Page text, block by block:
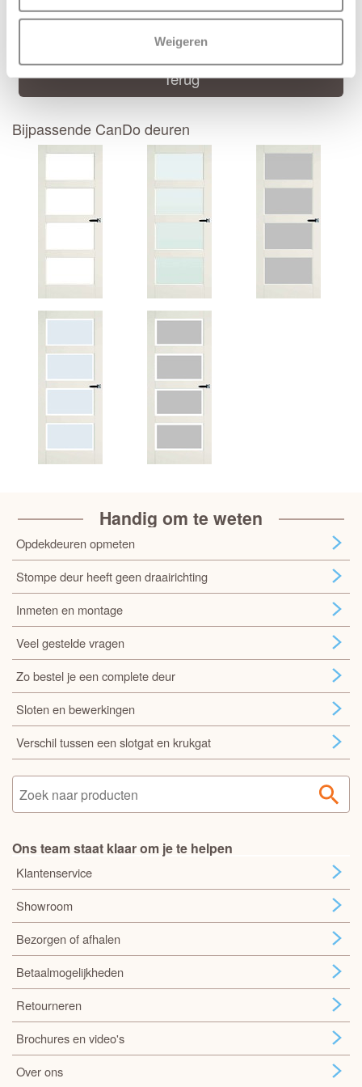
Weigeren
Deur samenstellen
Terug
Bijpassende CanDo deuren
Handig om te weten
Opdekdeuren opmeten
Stompe deur heeft geen draairichting
Inmeten en montage
Veel gestelde vragen
Zo bestel je een complete deur
Sloten en bewerkingen
Verschil tussen een slotgat en krukgat
Ons team staat klaar om je te helpen
Klantenservice
Showroom
Bezorgen of afhalen
Betaalmogelijkheden
Retourneren
Brochures en video's
Over ons